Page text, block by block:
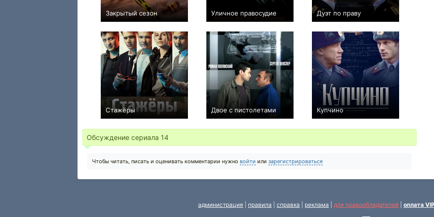
Закрытый сезон
+4 8 135
Уличное правосудие
+1 11 240
Дуэт по праву
+9 34 306
Стажёры
−3 24 219
Двое с пистолетами
0 16 119
Купчино
+55 20 347
Обсуждение сериала 14
Чтобы читать, писать и оценивать комментарии нужно войти или зарегистрироваться
администрация правила справка реклама для правообладателей оплата